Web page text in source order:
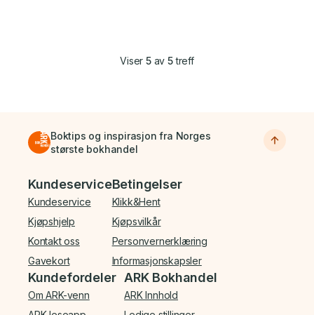
Viser5av 5treff
Boktips og inspirasjon fra Norges
største bokhandel
Bunnmeny
Kundeservice
Kundeservice
Kjøpshjelp
Kontakt oss
Gavekort
Betingelser
Klikk&Hent
Kjøpsvilkår
Personvernerklæring
Informasjonskapsler
Kundefordeler
Om ARK-venn
ARK Bokhandel
ARK Innhold